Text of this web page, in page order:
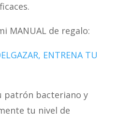
MANUAL de regalo:
ENTRENA TU
patrón bacteriano y
tu nivel de